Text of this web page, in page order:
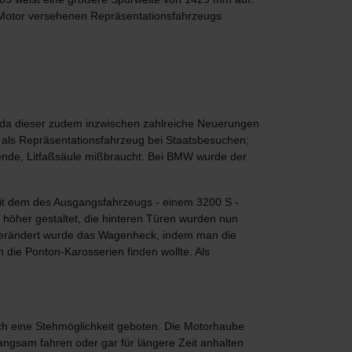
versehenen Repräsentationsfahrzeugs
dieser zudem inzwischen zahlreiche Neuerungen
Repräsentationsfahrzeug bei Staatsbesuchen;
Litfaßsäule mißbraucht. Bei BMW wurde der
des Ausgangsfahrzeugs - einem 3200 S -
gestaltet, die hinteren Türen wurden nun
wurde das Wagenheck, indem man die
Ponton-Karosserien finden wollte. Als
eine Stehmöglichkeit geboten. Die Motorhaube
fahren oder gar für längere Zeit anhalten